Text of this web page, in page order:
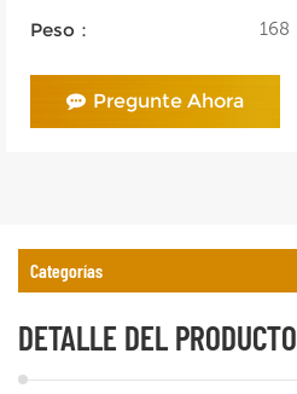
Peso： 168
Pregunte Ahora
Categorías
DETALLE DEL PRODUCTO